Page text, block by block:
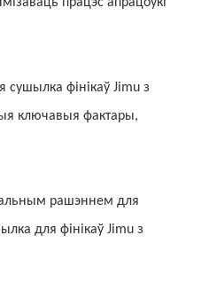
сушылка фінікаў Jimu з
ключавыя фактары,
рашэннем для
для фінікаў Jimu з